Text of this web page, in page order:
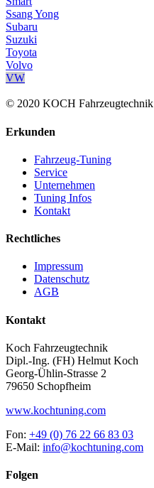
Ssang Yong
Subaru
Suzuki
Toyota
Volvo
VW
© 2020 KOCH Fahrzeugtechnik
Erkunden
Fahrzeug-Tuning
Service
Unternehmen
Tuning Infos
Kontakt
Rechtliches
Impressum
Datenschutz
AGB
Kontakt
Koch Fahrzeugtechnik
Dipl.-Ing. (FH) Helmut Koch
Georg-Ühlin-Strasse 2
79650 Schopfheim
www.kochtuning.com
Fon: +49 (0) 76 22 66 83 03
E-Mail: info@kochtuning.com
Folgen